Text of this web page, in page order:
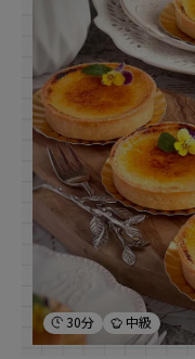
30分 中級